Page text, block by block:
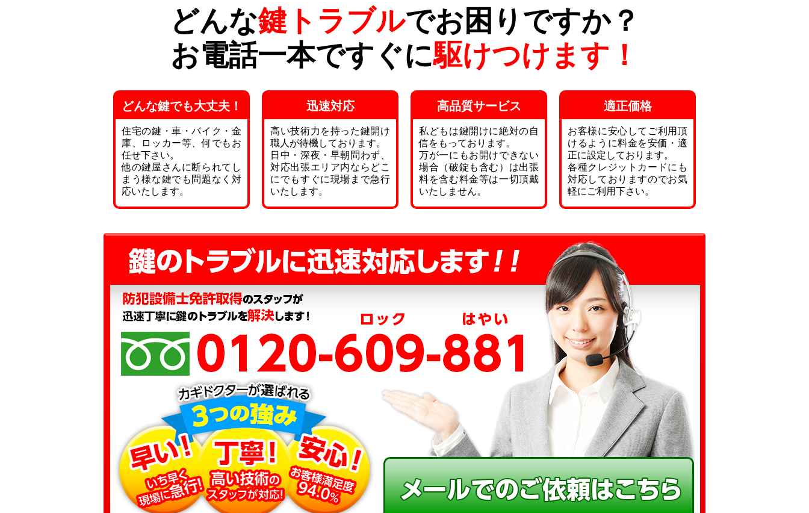
どんな鍵トラブルでお困りですか？
お電話一本ですぐに駆けつけます！
どんな鍵でも大丈夫！
住宅の鍵・車・バイク・金
庫、ロッカー等、何でもお
任せ下さい。
他の鍵屋さんに断られてし
まう様な鍵でも問題なく対
応いたします。
迅速対応
高い技術力を持った鍵開け
職人が待機しております。
日中・深夜・早朝問わず、
対応出張エリア内ならどこ
にでもすぐに現場まで急行
いたします。
高品質サービス
私どもは鍵開けに絶対の自
信をもっております。
万が一にもお開けできない
場合（破錠も含む）は出張
料を含む料金等は一切頂戴
いたしません。
適正価格
お客様に安心してご利用頂
けるように料金を安価・適
正に設定しております。
各種クレジットカードにも
対応しておりますのでお気
軽にご利用下さい。